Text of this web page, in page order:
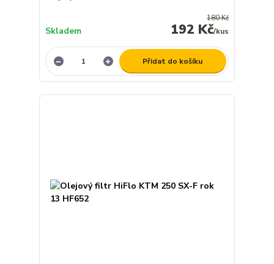
180 Kč
192 Kč/kus
Skladem
Přidat do košíku